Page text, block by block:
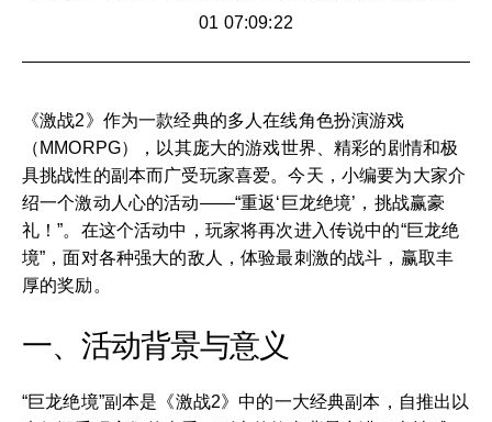
01 07:09:22
《激战2》作为一款经典的多人在线角色扮演游戏
（MMORPG），以其庞大的游戏世界、精彩的剧情和极
具挑战性的副本而广受玩家喜爱。今天，小编要为大家介
绍一个激动人心的活动——“重返‘巨龙绝境’，挑战赢豪
礼！”。在这个活动中，玩家将再次进入传说中的“巨龙绝
境”，面对各种强大的敌人，体验最刺激的战斗，赢取丰
厚的奖励。
一、活动背景与意义
“巨龙绝境”副本是《激战2》中的一大经典副本，自推出以